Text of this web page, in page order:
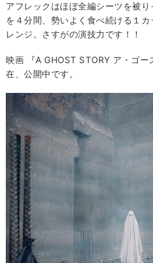
アフレックはほぼ全編シーツを被
を４分間、勢いよく食べ続ける１
レンジ。さすがの演技力です！！
映画 『A GHOST STORY ア・ゴー
在、公開中です。